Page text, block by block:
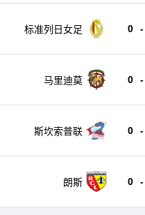
标准列日女足 0 -
马里迪莫 0 -
斯坎索普联 0 -
朗斯 0 -